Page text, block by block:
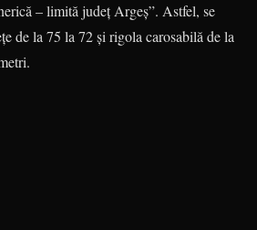
– limită județ Argeș”. Astfel, se
de la 75 la 72 și rigola carosabilă de la